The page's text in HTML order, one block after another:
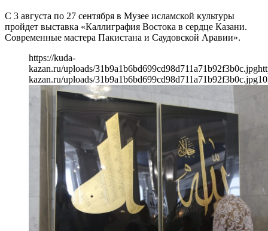
С 3 августа по 27 сентября в Музее исламской культуры
пройдет выставка «Каллиграфия Востока в сердце Казани.
Современные мастера Пакистана и Саудовской Аравии».
https://kuda-
kazan.ru/uploads/31b9a1b6bd699cd98d711a71b92f3b0c.jpg
kazan.ru/uploads/31b9a1b6bd699cd98d711a71b92f3b0c.jpg